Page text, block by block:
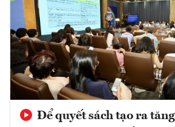
Để quyết sách tạo ra